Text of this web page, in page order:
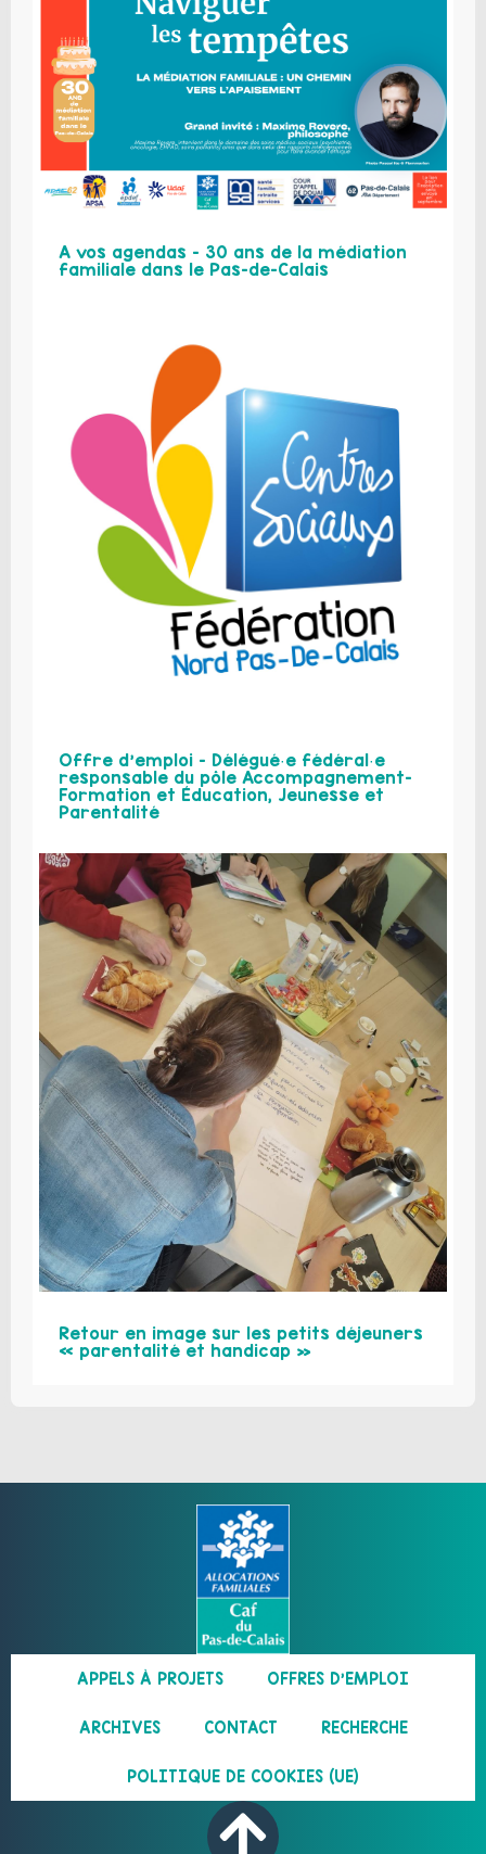
A vos agendas – 30 ans de la médiation
familiale dans le Pas-de-Calais
Offre d’emploi – Délégué·e fédéral·e
responsable du pôle Accompagnement-
Formation et Éducation, Jeunesse et
Parentalité
Retour en image sur les petits déjeuners
« parentalité et handicap »
APPELS À PROJETS OFFRES D’EMPLOI
ARCHIVES CONTACT RECHERCHE
POLITIQUE DE COOKIES (UE)